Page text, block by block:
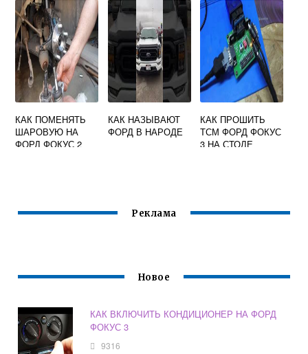
ФОРД МОНДЕО 3
КАК ПОМЕНЯТЬ
ШАРОВУЮ НА
ФОРД ФОКУС 2
КАК НАЗЫВАЮТ
ФОРД В НАРОДЕ
КАК ПРОШИТЬ
ТСМ ФОРД ФОКУС
3 НА СТОЛЕ
Реклама
Новое
КАК ВКЛЮЧИТЬ КОНДИЦИОНЕР НА ФОРД
ФОКУС 3
9316